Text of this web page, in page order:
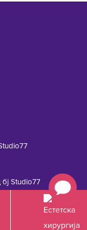
Studio77